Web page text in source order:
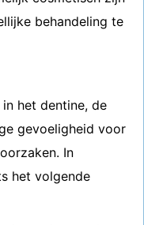
behandeling te
het dentine, de
gevoeligheid voor
In
het volgende